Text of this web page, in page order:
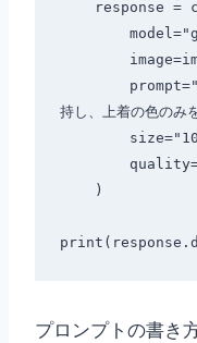
持し、上着の色のみ
プロンプトの書き